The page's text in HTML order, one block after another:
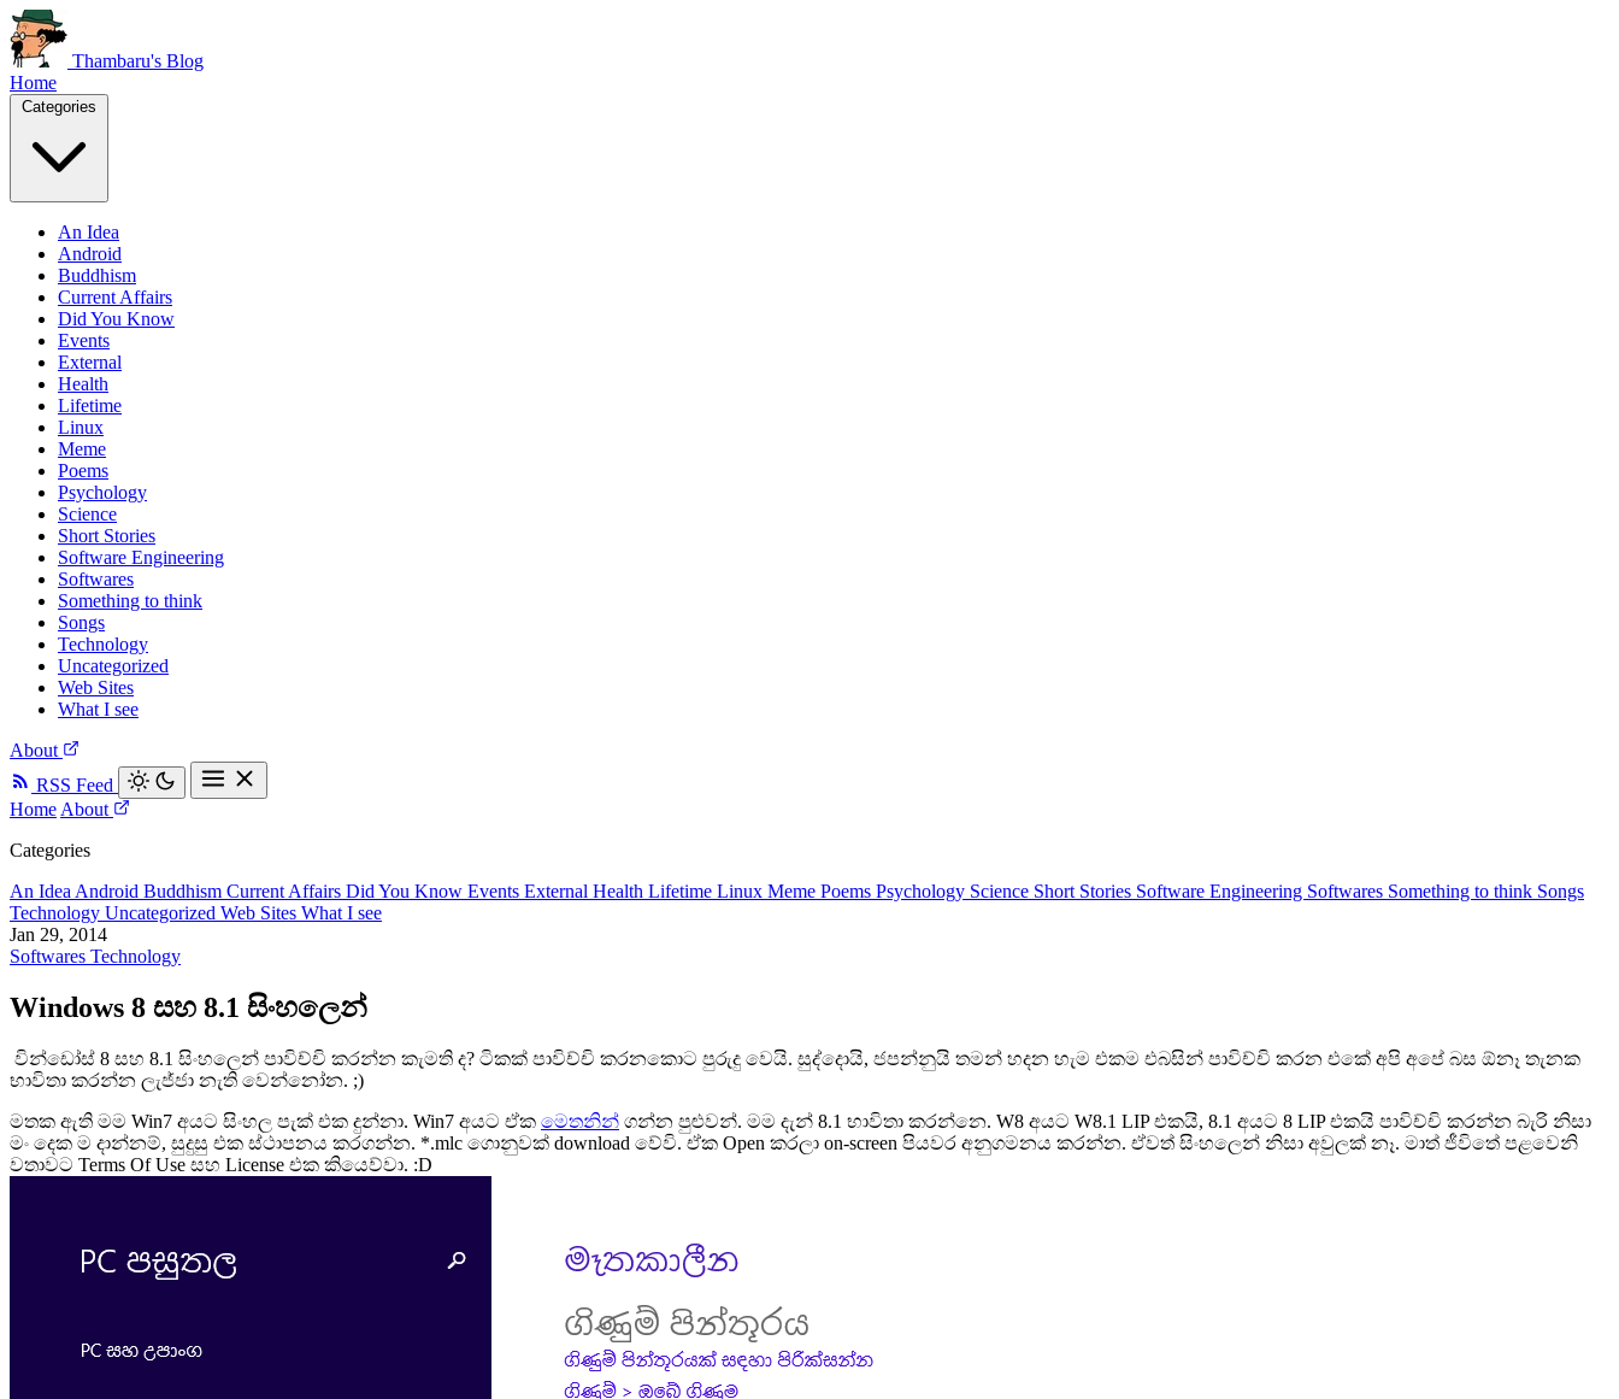
Thambaru's Blog
Home
An Idea
Android
Buddhism
Current Affairs
Did You Know
Events
External
Health
Lifetime
Linux
Meme
Poems
Psychology
Science
Short Stories
Software Engineering
Softwares
Something to think
Songs
Technology
Uncategorized
Web Sites
What I see
About
RSS Feed
Home About
Categories
An Idea Android Buddhism Current Affairs Did You Know Events External Health Lifetime Linux Meme Poems Psychology Science Short Stories Software Engineering Softwares Something to think Songs
Technology Uncategorized Web Sites What I see
Jan 29, 2014
Softwares Technology
Windows 8 සහ 8.1 සිංහලෙන්
වින්ඩෝස් 8 සහ 8.1 සිංහලෙන් පාවිච්චි කරන්න කැමති ද? ටිකක් පාවිච්චි කරනකොට පුරුදු වෙයි. සුද්දොයි, ජපන්නුයි තමන් හදන හැම එකම එබසින් පාවිච්චි කරන එකේ අපි අපේ බස ඕනෑ තැනක
භාවිතා කරන්න ලැජ්ජා නැති වෙන්නෝන. ;)
මතක ඇති මම Win7 අයට සිංහල පැක් එක දුන්නා. Win7 අයට ඒක මෙතනින් ගන්න පුළුවන්. මම දැන් 8.1 භාවිතා කරන්නෙ. W8 අයට W8.1 LIP එකයි, 8.1 අයට 8 LIP එකයි පාවිච්චි කරන්න බැරි නිසා
මං දෙක ම දාන්නම්, සුදුසු එක ස්ථාපනය කරගන්න. *.mlc ගොනුවක් download වේවි. ඒක Open කරලා on-screen පියවර අනුගමනය කරන්න. ඒවත් සිංහලෙන් නිසා අවුලක් නෑ. මාත් ජීවිතේ පළවෙනි
වතාවට Terms Of Use සහ License එක කියෙව්වා. :D